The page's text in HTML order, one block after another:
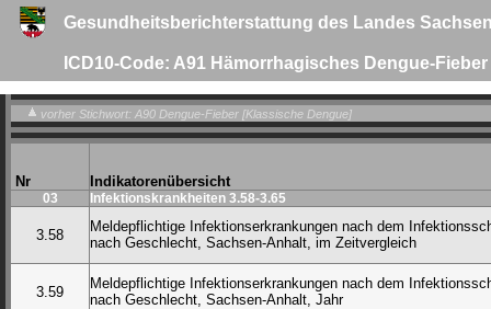
Gesundheitsberichterstattung des Landes
ICD10-Code: A91 Hämorrhagisches Dengue-Fieber
vorher Stichwort: A90 Dengue-Fieber [Klassische Dengue]
Nr Indikatorenübersicht
03 Infektionskrankheiten 3.58-3.65
3.58
Meldepflichtige Infektionserkrankungen nach dem
nach Geschlecht, Sachsen-Anhalt, im Zeitvergleich
3.59
Meldepflichtige Infektionserkrankungen nach dem
nach Geschlecht, Sachsen-Anhalt, Jahr